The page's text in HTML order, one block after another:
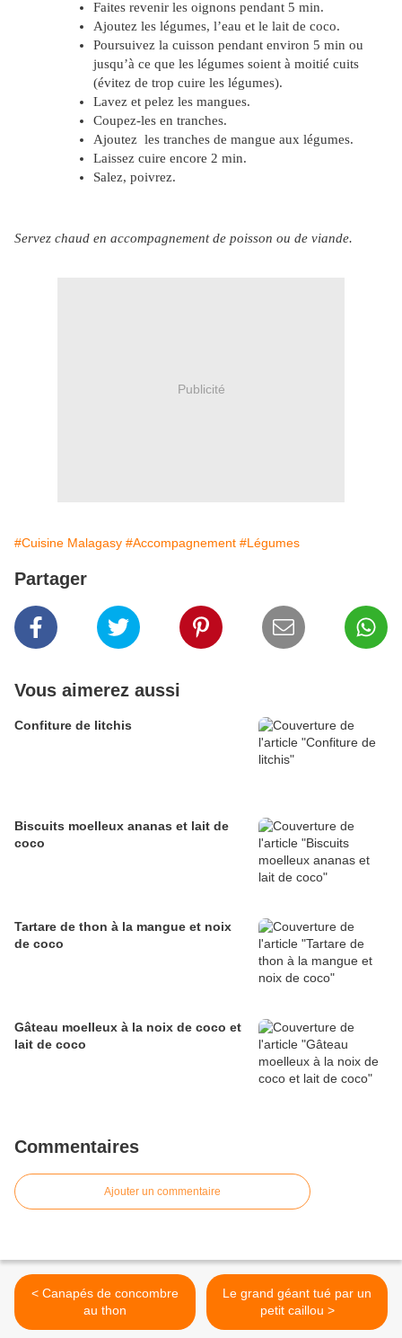
Faites revenir les oignons pendant 5 min.
Ajoutez les légumes, l’eau et le lait de coco.
Poursuivez la cuisson pendant environ 5 min ou
jusqu’à ce que les légumes soient à moitié cuits
(évitez de trop cuire les légumes).
Lavez et pelez les mangues.
Coupez-les en tranches.
Ajoutez les tranches de mangue aux légumes.
Laissez cuire encore 2 min.
Salez, poivrez.
Servez chaud en accompagnement de poisson ou de viande.
Publicité
#Cuisine Malagasy #Accompagnement #Légumes
Partager
Vous aimerez aussi
Confiture de litchis
Biscuits moelleux ananas et lait de
coco
Tartare de thon à la mangue et noix
de coco
Gâteau moelleux à la noix de coco et
lait de coco
Commentaires
Ajouter un commentaire
< Canapés de concombre
au thon
Le grand géant tué par un
petit caillou >